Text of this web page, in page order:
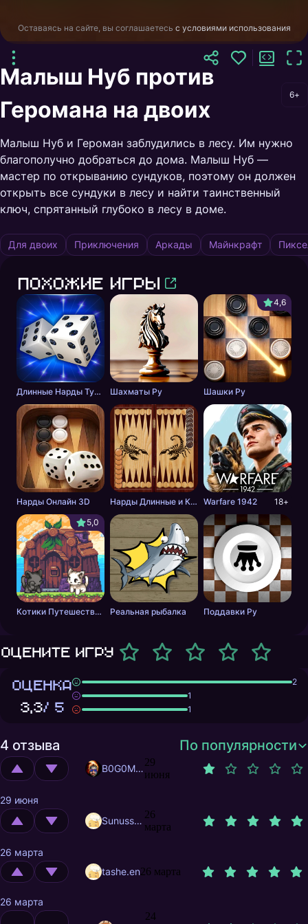
Оставаясь на сайте, вы соглашаетесь с условиями использования
Малыш Нуб против
Геромана на двоих
6+
Малыш Нуб и Героман заблудились в лесу. Им нужно
благополучно добраться до дома. Малыш Нуб —
мастер по открыванию сундуков, поэтому он должен
открыть все сундуки в лесу и найти таинственный
ключ, спрятанный глубоко в лесу в доме.
Для двоих Приключения Аркады Майнкрафт
Похожие игры
Длинные Нарды Турнир Шахматы Ру
4,6
Шашки Ру
Нарды Онлайн 3D Нарды Длинные и Короткие онлайн Warfare 1942
18+
5,0
Котики Путешественники 2 Реальная рыбалка Поддавки Ру
Оцените игру
ОЦЕНКА
3,3/ 5
2
1
1
4 отзыва По популярности
B0G0M0L
29
июня
29 июня
Sunusstex
26
марта
26 марта
tashe.en26 марта
26 марта
24